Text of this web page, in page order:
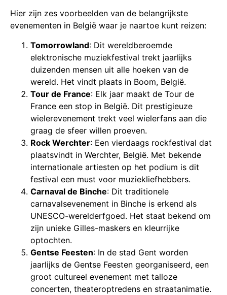
Hier zijn zes voorbeelden van de belangrijkste
evenementen in België waar je naartoe kunt reizen:
Tomorrowland: Dit wereldberoemde
elektronische muziekfestival trekt jaarlijks
duizenden mensen uit alle hoeken van de
wereld. Het vindt plaats in Boom, België.
Tour de France: Elk jaar maakt de Tour de
France een stop in België. Dit prestigieuze
wielerevenement trekt veel wielerfans aan die
graag de sfeer willen proeven.
Rock Werchter: Een vierdaags rockfestival dat
plaatsvindt in Werchter, België. Met bekende
internationale artiesten op het podium is dit
festival een must voor muziekliefhebbers.
Carnaval de Binche: Dit traditionele
carnavalsevenement in Binche is erkend als
UNESCO-werelderfgoed. Het staat bekend om
zijn unieke Gilles-maskers en kleurrijke
optochten.
Gentse Feesten: In de stad Gent worden
jaarlijks de Gentse Feesten georganiseerd, een
groot cultureel evenement met talloze
concerten, theateroptredens en straatanimatie.